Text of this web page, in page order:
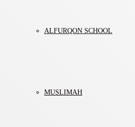
ALFURQON SCHOOL
MUSLIMAH